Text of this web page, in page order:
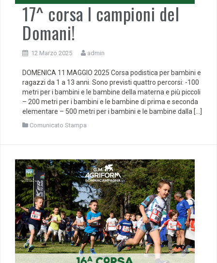
17^ corsa I campioni del
Domani!
12 Marzo 2025 admin
DOMENICA 11 MAGGIO 2025 Corsa podistica per bambini e
ragazzi da 1 a 13 anni. Sono previsti quattro percorsi: -100
metri per i bambini e le bambine della materna e più piccoli
– 200 metri per i bambini e le bambine di prima e seconda
elementare – 500 metri per i bambini e le bambine dalla […]
Comunicato Stampa